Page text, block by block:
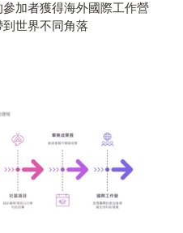
加者獲得海外國際工作營
世界不同角落